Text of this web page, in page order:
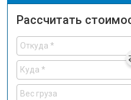
Рассчитать